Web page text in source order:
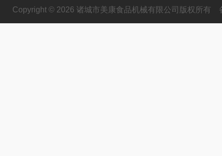
Copyright © 2026 诸城市美康食品机械有限公司版权所有